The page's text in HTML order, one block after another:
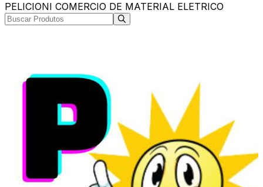
PELICIONI COMERCIO DE MATERIAL ELETRICO